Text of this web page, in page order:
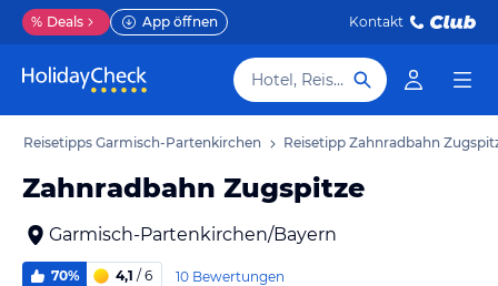
% Deals App öffnen Kontakt
Hotel, Reiseziel
Reisetipps Garmisch-Partenkirchen Reisetipp Zahnradbahn
Zahnradbahn Zugspitze
Garmisch-Partenkirchen/Bayern
70% 4,1 / 6 10 Bewertungen